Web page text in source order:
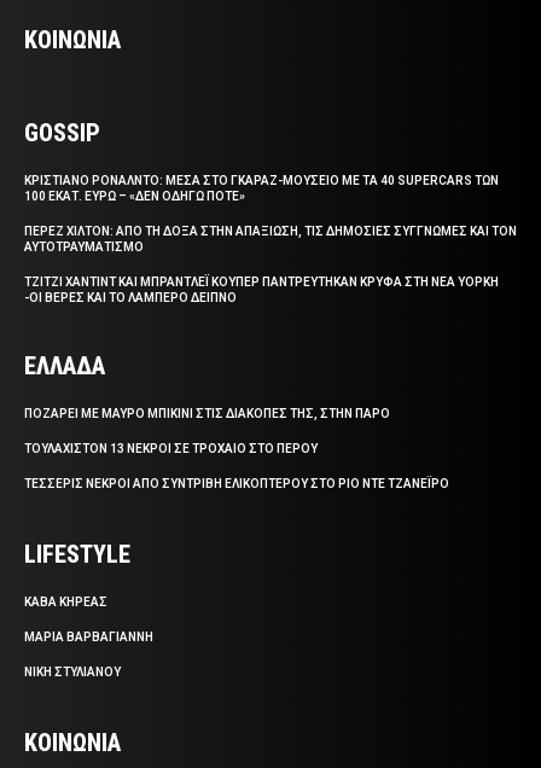
ΚΟΙΝΩΝΙΑ
GOSSIP
ΚΡΙΣΤΙΑΝΟ ΡΟΝΑΛΝΤΟ: ΜΕΣΑ ΣΤΟ ΓΚΑΡΑΖ-ΜΟΥΣΕΙΟ ΜΕ ΤΑ 40 SUPERCARS ΤΩΝ
100 ΕΚΑΤ. ΕΥΡΩ – «ΔΕΝ ΟΔΗΓΩ ΠΟΤΕ»
ΠΕΡΕΖ ΧΙΛΤΟΝ: ΑΠΟ ΤΗ ΔΟΞΑ ΣΤΗΝ ΑΠΑΞΙΩΣΗ, ΤΙΣ ΔΗΜΟΣΙΕΣ ΣΥΓΓΝΩΜΕΣ ΚΑΙ ΤΟΝ
ΑΥΤΟΤΡΑΥΜΑΤΙΣΜΟ
ΤΖΙΤΖΙ ΧΑΝΤΙΝΤ ΚΑΙ ΜΠΡΑΝΤΛΕΪ ΚΟΥΠΕΡ ΠΑΝΤΡΕΥΤΗΚΑΝ ΚΡΥΦΑ ΣΤΗ ΝΕΑ ΥΟΡΚΗ
-ΟΙ ΒΕΡΕΣ ΚΑΙ ΤΟ ΛΑΜΠΕΡΟ ΔΕΙΠΝΟ
ΕΛΛΑΔΑ
ΠΟΖΑΡΕΙ ΜΕ ΜΑΥΡΟ ΜΠΙΚΙΝΙ ΣΤΙΣ ΔΙΑΚΟΠΕΣ ΤΗΣ, ΣΤΗΝ ΠΑΡΟ
ΤΟΥΛΑΧΙΣΤΟΝ 13 ΝΕΚΡΟΙ ΣΕ ΤΡΟΧΑΙΟ ΣΤΟ ΠΕΡΟΥ
ΤΕΣΣΕΡΙΣ ΝΕΚΡΟΙ ΑΠΟ ΣΥΝΤΡΙΒΗ ΕΛΙΚΟΠΤΕΡΟΥ ΣΤΟ ΡΙΟ ΝΤΕ ΤΖΑΝΕΪΡΟ
LIFESTYLE
ΚΑΒΑ ΚΗΡΕΑΣ
ΜΑΡΙΑ ΒΑΡΒΑΓΙΑΝΝΗ
ΝΙΚΗ ΣΤΥΛΙΑΝΟΥ
ΚΟΙΝΩΝΙΑ